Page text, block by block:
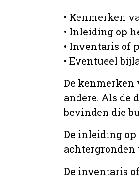
• Kenmerken
• Inleiding op
• Inventaris of
• Eventueel
De kenmerken
andere. Als de
bevinden die
De inleiding
achtergronden
De inventaris